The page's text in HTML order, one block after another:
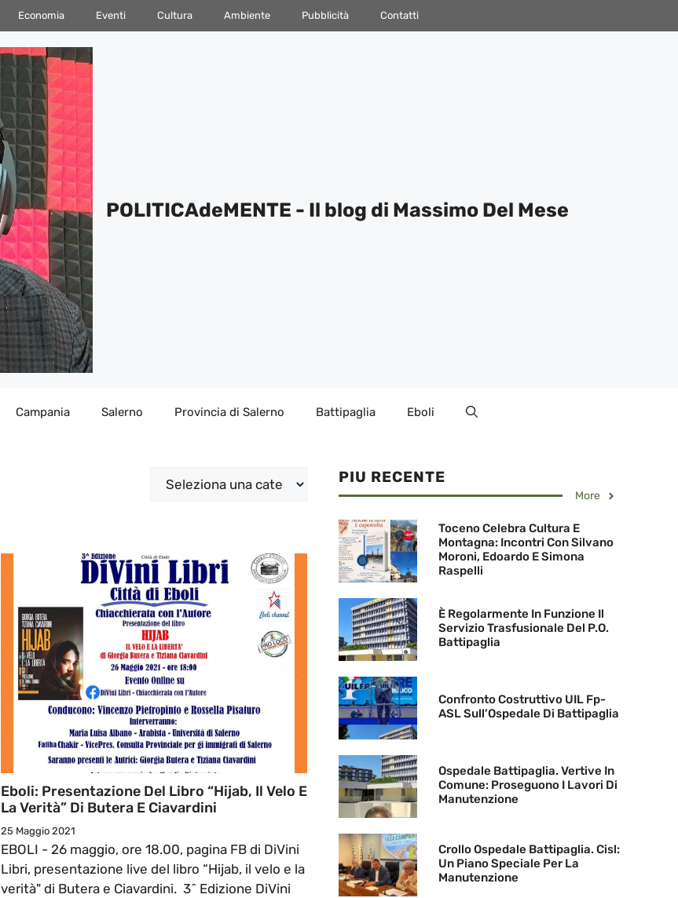
Economia Eventi Cultura Ambiente Pubblicità Contatti
POLITICAdeMENTE - Il blog di Massimo Del Mese
Campania Salerno Provincia di Salerno Battipaglia Eboli
Categorie
Eboli: Presentazione Del Libro “Hijab, Il Velo E
La Verità” Di Butera E Ciavardini
25 Maggio 2021
EBOLI - 26 maggio, ore 18.00, pagina FB di DiVini
Libri, presentazione live del libro “Hijab, il velo e la
verità" di Butera e Ciavardini. 3^ Edizione DiVini
PIU RECENTE
More
Toceno Celebra Cultura E
Montagna: Incontri Con Silvano
Moroni, Edoardo E Simona
Raspelli
È Regolarmente In Funzione Il
Servizio Trasfusionale Del P.O.
Battipaglia
Confronto Costruttivo UIL Fp-
ASL Sull’Ospedale Di Battipaglia
Ospedale Battipaglia. Vertive In
Comune: Proseguono I Lavori Di
Manutenzione
Crollo Ospedale Battipaglia. Cisl:
Un Piano Speciale Per La
Manutenzione